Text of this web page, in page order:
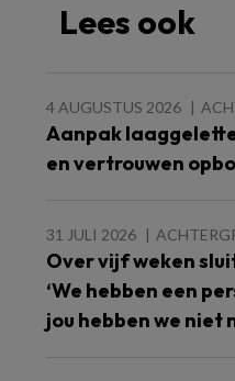
Lees ook
4 AUGUSTUS 2026
Aanpak
en vertrouwen
31 JULI 2026
Over vijf weken
‘We hebben een
jou hebben we niet